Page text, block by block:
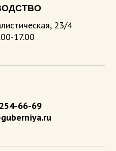
23/4
17.00
66-69